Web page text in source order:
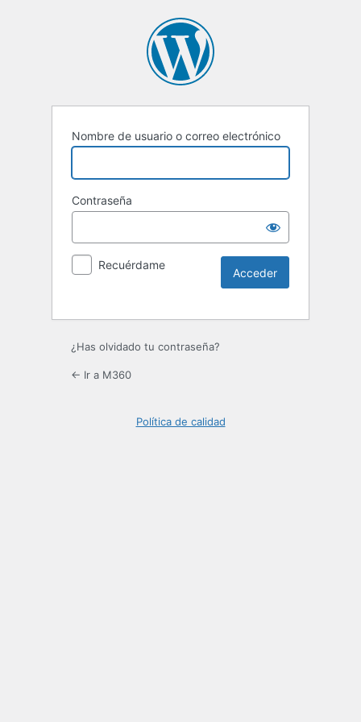
Nombre de usuario o correo electrónico
Contraseña
Recuérdame
¿Has olvidado tu contraseña?
← Ir a M360
Política de calidad